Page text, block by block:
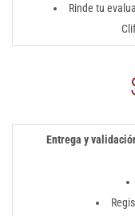
Rinde tu
Entrega y